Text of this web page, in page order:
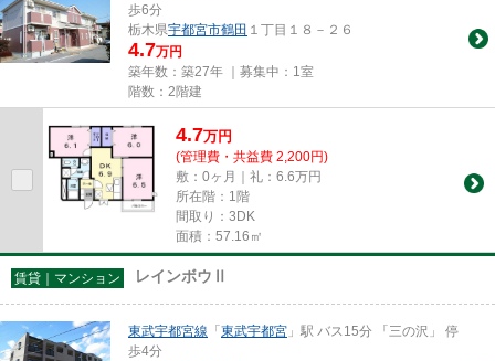
歩6分
栃木県宇都宮市鶴田 １丁目１８－２６
4.7万円
築年数：築27年 ｜募集中： 1室
階数：2階建
4.7万円
(管理費・共益費 2,200円)
敷：0ヶ月｜礼：6.6万円
所在階：1階
間取り：3DK
面積：57.16㎡
賃貸｜マンション レインボウⅡ
東武宇都宮線 「東武宇都宮 」駅 バス15分 「三の沢」 停
歩4分